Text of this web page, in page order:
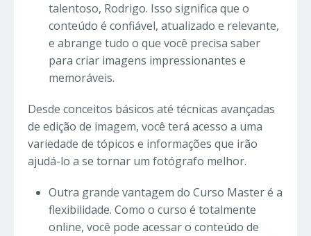
talentoso, Rodrigo. Isso significa que o
conteúdo é confiável, atualizado e relevante,
e abrange tudo o que você precisa saber
para criar imagens impressionantes e
memoráveis.
Desde conceitos básicos até técnicas avançadas
de edição de imagem, você terá acesso a uma
variedade de tópicos e informações que irão
ajudá-lo a se tornar um fotógrafo melhor.
Outra grande vantagem do Curso Master é a
flexibilidade. Como o curso é totalmente
online, você pode acessar o conteúdo de